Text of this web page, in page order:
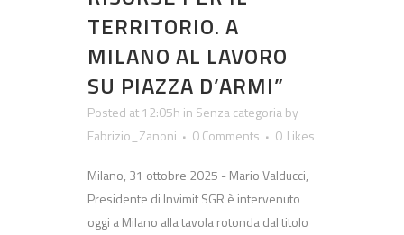
TERRITORIO. A
MILANO AL LAVORO
SU PIAZZA D’ARMI”
Posted at 12:05h in Senza categoriaby
Fabrizio_Zanoni
0 Comments 0 Likes
Milano, 31 ottobre 2025 - Mario Valducci,
Presidente di Invimit SGR è intervenuto
oggi a Milano alla tavola rotonda dal titolo